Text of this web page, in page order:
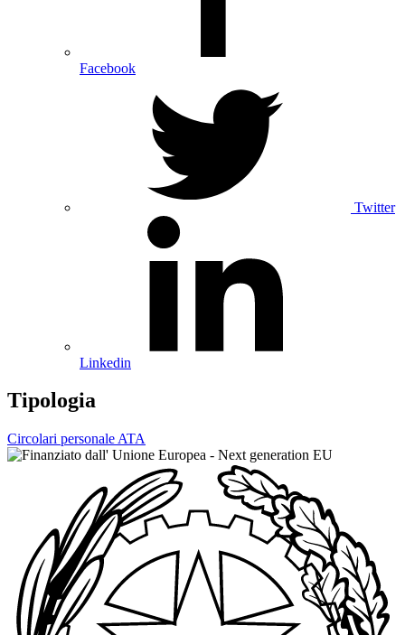
Facebook
Twitter
Linkedin
Tipologia
Circolari personale ATA